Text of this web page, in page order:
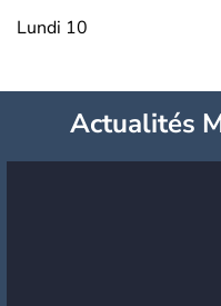
Lundi 10
Actualités